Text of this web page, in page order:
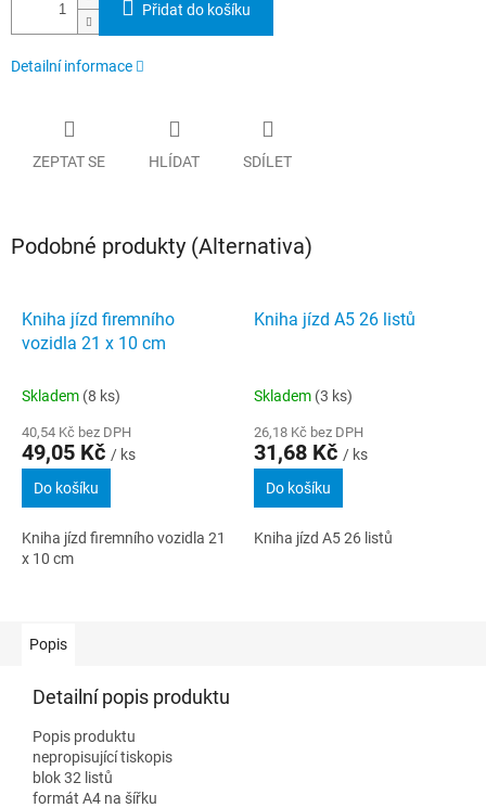
Přidat do košíku
Detailní informace
ZEPTAT SE HLÍDAT SDÍLET
Podobné produkty (Alternativa)
Kniha jízd firemního
vozidla 21 x 10 cm
Skladem (8 ks)
40,54 Kč bez DPH
49,05 Kč / ks
Do košíku
Kniha jízd firemního vozidla 21
x 10 cm
Kniha jízd A5 26 listů
Skladem (3 ks)
26,18 Kč bez DPH
31,68 Kč / ks
Do košíku
Kniha jízd A5 26 listů
Popis
Detailní popis produktu
Popis produktu
nepropisující tiskopis
blok 32 listů
formát A4 na šířku